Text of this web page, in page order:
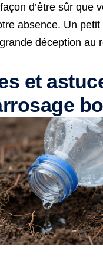
d’être sûr que
absence. Un petit
déception au
et